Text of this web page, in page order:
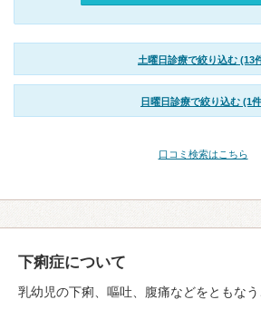
土曜日診療で絞り込む (13
日曜日診療で絞り込む (1
口コミ検索はこちら
下痢症について
乳幼児の下痢、嘔吐、腹痛などをともな